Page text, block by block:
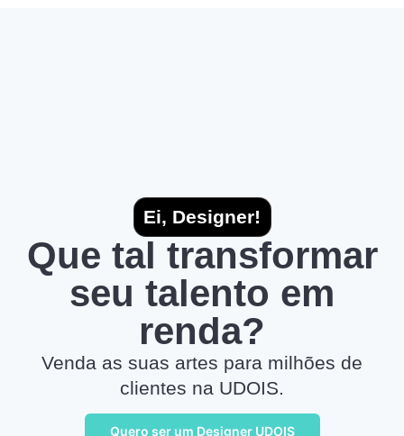
Ei, Designer!
Que tal transformar
seu talento em
renda?
Venda as suas artes para milhões de
clientes na UDOIS.
Quero ser um Designer UDOIS